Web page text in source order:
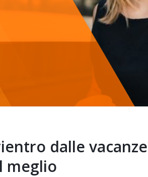
dalle
meglio